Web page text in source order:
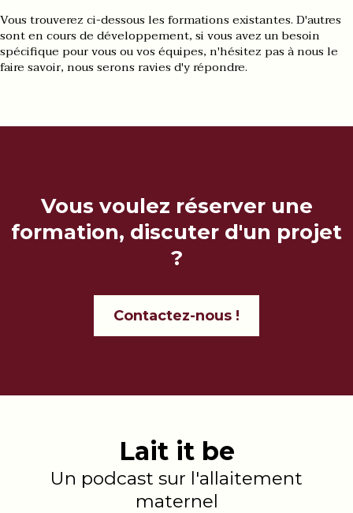
Vous trouverez ci-dessous les formations existantes. D'autres
sont en cours de développement, si vous avez un besoin
spécifique pour vous ou vos équipes, n'hésitez pas à nous le
faire savoir, nous serons ravies d'y répondre.
Vous voulez réserver une
formation, discuter d'un projet
?
Contactez-nous !
Lait it be
Un podcast sur l'allaitement
maternel